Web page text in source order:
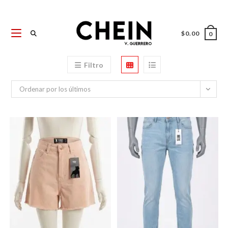
contenido
$0.00 0
Filtro
Ordenar por los últimos